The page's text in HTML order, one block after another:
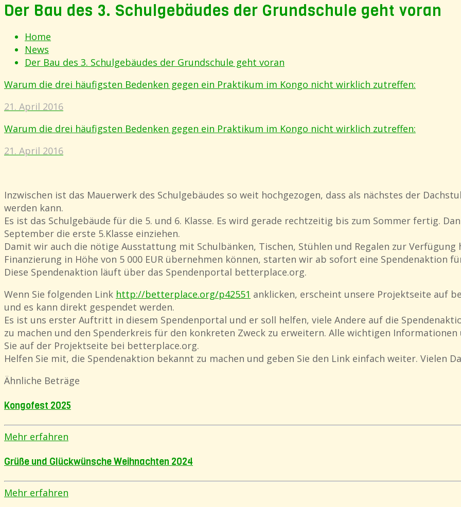
Der Bau des 3. Schulgebäudes der Grundschule geht voran
Home
News
Der Bau des 3. Schulgebäudes der Grundschule geht voran
Warum die drei häufigsten Bedenken gegen ein Praktikum im Kongo nicht wirklich zutreffen:
21. April 2016
Warum die drei häufigsten Bedenken gegen ein Praktikum im Kongo nicht wirklich zutreffen:
21. April 2016
Inzwischen ist das Mauerwerk des Schulgebäudes so weit hochgezogen, dass als nächstes der
werden kann.
Es ist das Schulgebäude für die 5. und 6. Klasse. Es wird gerade rechtzeitig bis zum Sommer fertig.
September die erste 5.Klasse einziehen.
Damit wir auch die nötige Ausstattung mit Schulbänken, Tischen, Stühlen und Regalen zur Verfügung
Finanzierung in Höhe von 5 000 EUR übernehmen können, starten wir ab sofort eine Spendenaktion
Diese Spendenaktion läuft über das Spendenportal betterplace.org.
Wenn Sie folgenden Link http://betterplace.org/p42551 anklicken, erscheint unsere Projektseite auf
und es kann direkt gespendet werden.
Es ist uns erster Auftritt in diesem Spendenportal und er soll helfen, viele Andere auf die
zu machen und den Spenderkreis für den konkreten Zweck zu erweitern. Alle wichtigen
Sie auf der Projektseite bei betterplace.org.
Helfen Sie mit, die Spendenaktion bekannt zu machen und geben Sie den Link einfach weiter. Vielen
Ähnliche Beträge
Kongofest 2025
Mehr erfahren
Grüße und Glückwünsche Weihnachten 2024
Mehr erfahren